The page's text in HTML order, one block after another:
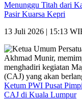
Menunggu Titah dari
Pasir Kuarsa Kepri
13 Juli 2026 | 15:13
Ketum PWI Pusat
CAJ di Kuala Lumpur